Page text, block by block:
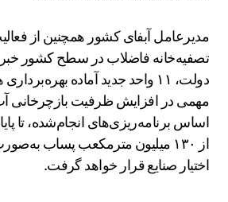
تصفیه‌خانه فاضلاب در سطح کشور
دولت، ۱۱ واحد جدید آماده
مهمی در افزایش ظرفیت بازچرخانی آب
اساس برنامه‌ریزی‌های انجام‌شده، تا
از ۱۳۰ میلیون مترمکعب پساب
اختیار صنایع قرار خواهد گرفت.